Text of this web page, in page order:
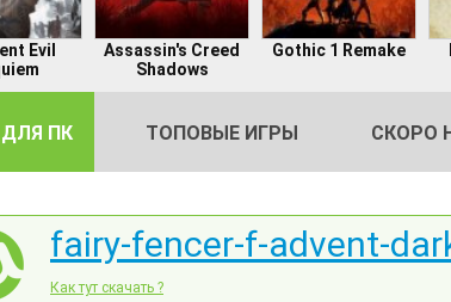
Evil
Assassin's Creed
Shadows
Gothic 1 Remake
ПК ТОПОВЫЕ ИГРЫ СКОРО
fairy-fencer-f-advent-
Как тут скачать ?